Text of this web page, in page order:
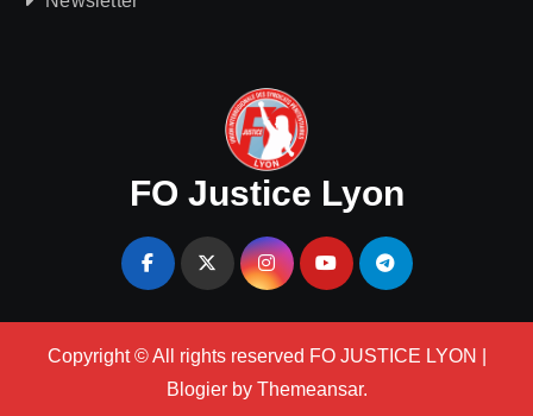
FO Justice Lyon
Copyright © All rights reserved FO JUSTICE LYON
Blogierby Themeansar.